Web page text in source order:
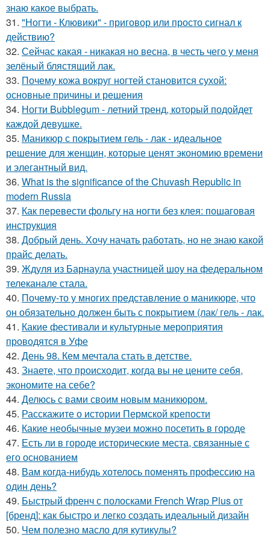
знаю какое выбрать.
31. "Ногти - Клювики" - приговор или просто сигнал к
действию?
32. Сейчас какая - никакая но весна, в честь чего у меня
зелёный блястящий лак.
33. Почему кожа вокруг ногтей становится сухой:
основные причины и решения
34. Ногти Bubblegum - летний тренд, который подойдет
каждой девушке.
35. Маникюр с покрытием гель - лак - идеальное
решение для женщин, которые ценят экономию времени
и элегантный вид.
36. What is the significance of the Chuvash Republic in
modern Russia
37. Как перевести фольгу на ногти без клея: пошаговая
инструкция
38. Добрый день. Хочу начать работать, но не знаю какой
прайс делать.
39. Ждуля из Барнаула участницей шоу на федеральном
телеканале стала.
40. Почему-то у многих представление о маникюре, что
он обязательно должен быть с покрытием (лак/ гель - лак.
41. Какие фестивали и культурные мероприятия
проводятся в Уфе
42. День 98. Кем мечтала стать в детстве.
43. Знаете, что происходит, когда вы не цените себя,
экономите на себе?
44. Делюсь с вами своим новым маникюром.
45. Расскажите о истории Пермской крепости
46. Какие необычные музеи можно посетить в городе
47. Есть ли в городе исторические места, связанные с
его основанием
48. Вам когда-нибудь хотелось поменять профессию на
один день?
49. Быстрый френч с полосками French Wrap Plus от
[бренд]: как быстро и легко создать идеальный дизайн
50. Чем полезно масло для кутикулы?